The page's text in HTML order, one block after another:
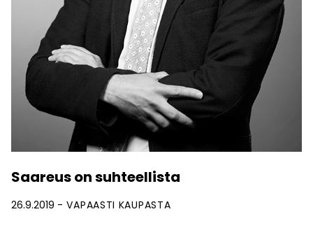
Saareus on suhteellista
26.9.2019 VAPAASTI KAUPASTA